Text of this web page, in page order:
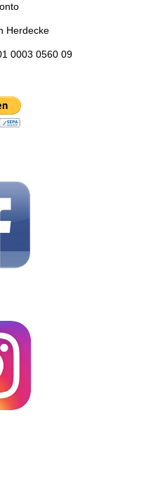
Herdecke
0003 0560 09